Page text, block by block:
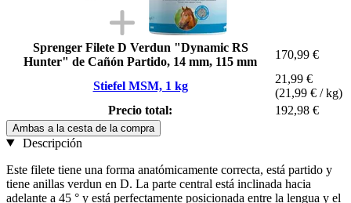
Sprenger Filete D Verdun "Dynamic RS
Hunter" de Cañón Partido, 14 mm, 115 mm
170,99 €
Stiefel MSM, 1 kg
21,99 €
(21,99 € / kg)
Precio total:
192,98 €
Ambas a la cesta de la compra
Descripción
Este filete tiene una forma anatómicamente correcta, está partido y
tiene anillas verdun en D. La parte central está inclinada hacia
adelante a 45 ° y está perfectamente posicionada entre la lengua y el